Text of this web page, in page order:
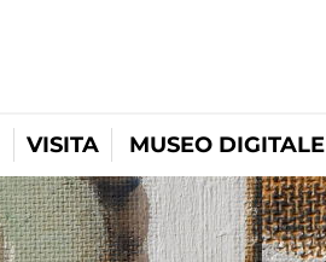
VISITA MUSEO DIGITALE